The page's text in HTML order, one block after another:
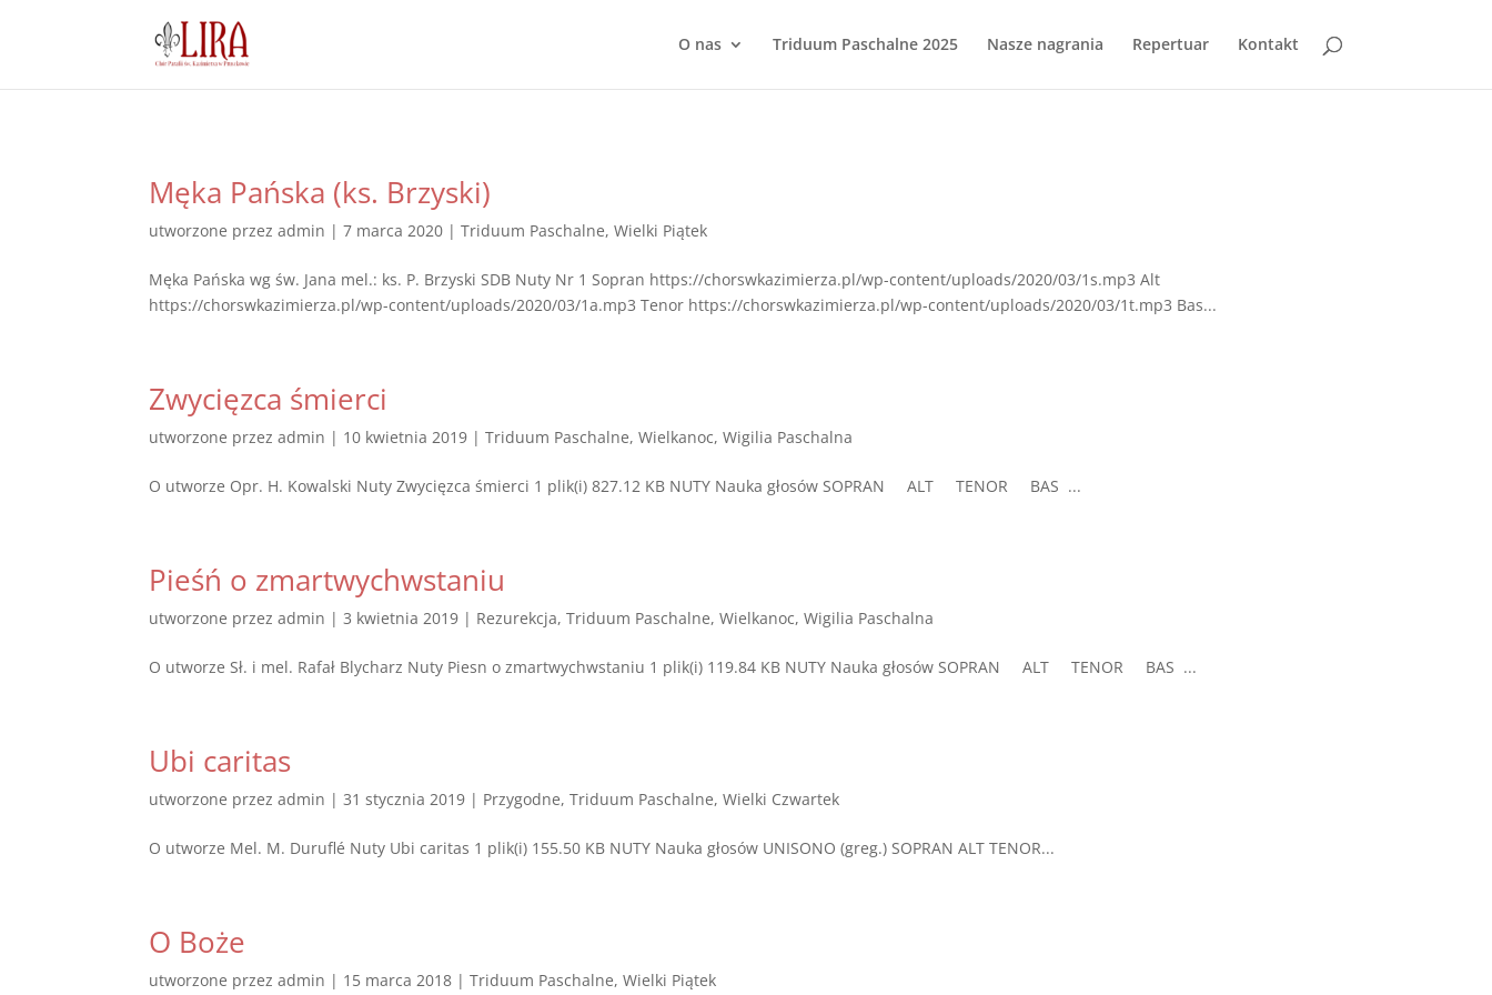
O nas Triduum Paschalne 2025 Nasze nagrania Repertuar Kontakt
Męka Pańska (ks. Brzyski)
utworzone przezadmin |7 marca 2020 |Triduum Paschalne,Wielki Piątek
Męka Pańska wg św. Jana mel.: ks. P. Brzyski SDB Nuty Nr 1 Sopran https://chorswkazimierza.pl/wp-content/uploads/2020/03/1s.mp3 Alt
https://chorswkazimierza.pl/wp-content/uploads/2020/03/1a.mp3 Tenor https://chorswkazimierza.pl/wp-content/uploads/2020/03/1t.mp3 Bas...
Zwycięzca śmierci
utworzone przezadmin | 10 kwietnia 2019 |Triduum Paschalne,Wielkanoc,Wigilia Paschalna
O utworze Opr. H. Kowalski Nuty Zwycięzca śmierci 1 plik(i) 827.12 KB NUTY Nauka głosów SOPRAN ALT TENOR BAS ...
Pieśń o zmartwychwstaniu
utworzone przezadmin |3 kwietnia 2019 | Rezurekcja,Triduum Paschalne,Wielkanoc,Wigilia Paschalna
O utworze Sł. i mel. Rafał Blycharz Nuty Piesn o zmartwychwstaniu 1 plik(i) 119.84 KB NUTY Nauka głosów SOPRAN ALT TENOR BAS ...
Ubi caritas
utworzone przezadmin |31 stycznia 2019 | Przygodne,Triduum Paschalne,Wielki Czwartek
O utworze Mel. M. Duruflé Nuty Ubi caritas 1 plik(i) 155.50 KB NUTY Nauka głosów UNISONO (greg.) SOPRAN ALT TENOR...
O Boże
utworzone przezadmin | 15 marca 2018 |Triduum Paschalne,Wielki Piątek